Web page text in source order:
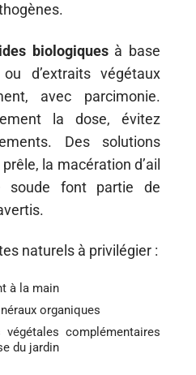
biologiquesà base
d’extraits végétaux
avec parcimonie.
la dose, évitez
Des solutions
la macération d’ail
soude font partie de
naturels à privilégier :
à la main
organiques
complémentaires
du jardin